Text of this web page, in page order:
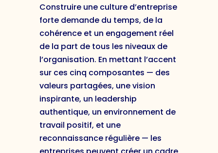
Construire une culture d’entreprise
forte demande du temps, de la
cohérence et un engagement réel
de la part de tous les niveaux de
l’organisation. En mettant l’accent
sur ces cinq composantes — des
valeurs partagées, une vision
inspirante, un leadership
authentique, un environnement de
travail positif, et une
reconnaissance régulière — les